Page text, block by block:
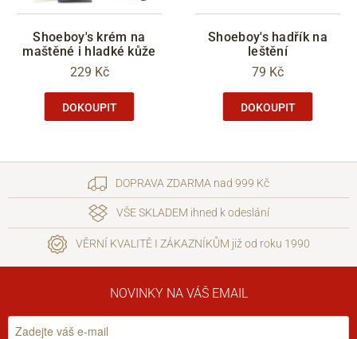
Shoeboy's krém na
maštěné i hladké kůže
229 Kč
DOKOUPIT
Shoeboy's hadřík na
leštění
79 Kč
DOKOUPIT
DOPRAVA ZDARMA nad 999 Kč
VŠE SKLADEM ihned k odeslání
VĚRNÍ KVALITĚ I ZÁKAZNÍKŮM již od roku 1990
NOVINKY NA VÁŠ EMAIL